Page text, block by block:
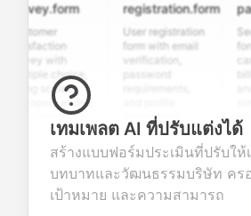
with
choice,
open-ended
valuable
about
products or
registration.form
User registration
form with email
verification,
information
fields for
seamless
account
creation.
form
card
smooth
เทมเพลต AI ที่ปรับแต่งได้
สร้างแบบฟอร์มประเมินที่ปรับให้
บทบาทและวัฒนธรรมบริษัท คร
เป้าหมาย และความสามารถ